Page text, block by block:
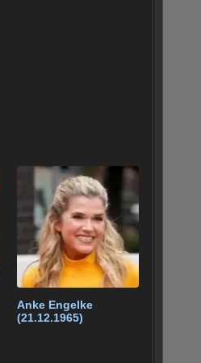
Anke Engelke
(21.12.1965)